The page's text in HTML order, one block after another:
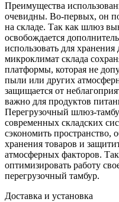
Преимущества
очевидны. Во-первых, он
на складе. Так как шлюз
освобождается
использовать для
микроклимат склада
платформы, которая не
пыли или других
защищается от
важно для продуктов
Перегрузочный шлюз-
современных складских
сэкономить пространство,
хранения товаров и
атмосферных факторов.
оптимизировать работу
перегрузочный тамбур.
Доставка и установка